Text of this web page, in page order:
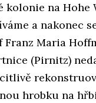
kolonie na
a nakonec
Maria
(Pirnitz)
hrobku na